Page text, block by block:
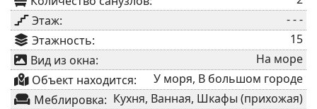
Этаж:
- - -
Этажность:
15
Вид из окна:
На море
Объект находится:
У моря, В большом городе
Меблировка: Кухня, Ванная, Шкафы (прихожая)